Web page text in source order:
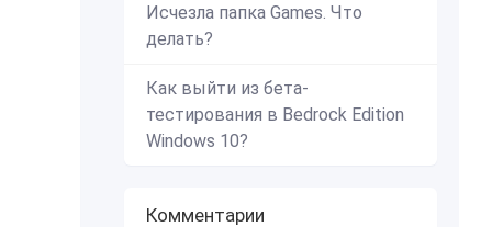
Исчезла папка Games. Что
делать?
Как выйти из бета-
тестирования в Bedrock Edition
Windows 10?
Комментарии